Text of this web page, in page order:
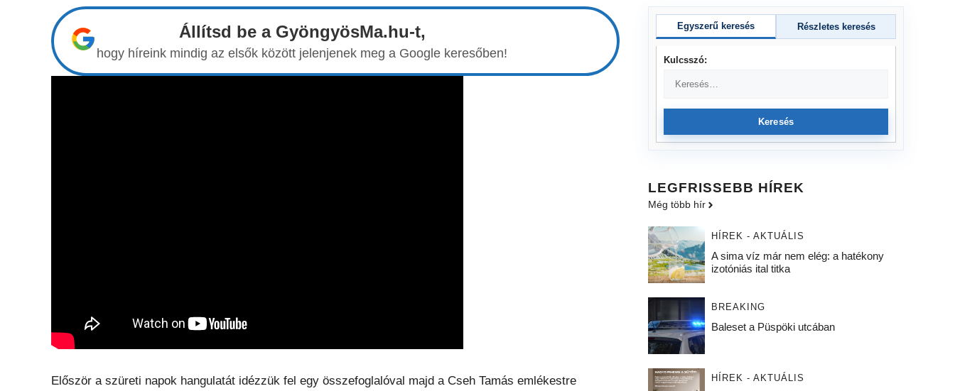
Állítsd be a GyöngyösMa.hu-t,
hogy híreink mindig az elsők között jelenjenek meg a Google keresőben!
Először a szüreti napok hangulatát idézzük fel egy összefoglalóval majd a Cseh Tamás emlékestre
Egyszerű keresés Részletes keresés
Kulcsszó:
Keresés
LEGFRISSEBB HÍREK
Még több hír
HÍREK - AKTUÁLIS
A sima víz már nem elég: a hatékony
izotóniás ital titka
BREAKING
Baleset a Püspöki utcában
HÍREK - AKTUÁLIS